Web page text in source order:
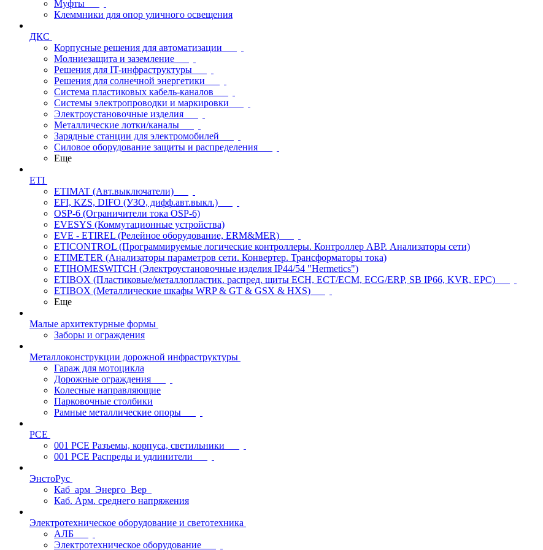
Муфты
Клеммники для опор уличного освещения
ДКС
Корпусные решения для автоматизации
Молниезащита и заземление
Решения для IT-инфраструктуры
Решения для солнечной энергетики
Система пластиковых кабель-каналов
Системы электропроводки и маркировки
Электроустановочные изделия
Металлические лотки/каналы
Зарядные станции для электромобилей
Силовое оборудование защиты и распределения
Еще
ETI
ETIMAT (Авт.выключатели)
EFI, KZS, DIFO (УЗО, дифф.авт.выкл.)
OSP-6 (Ограничители тока OSP-6)
EVESYS (Коммутационные устройства)
EVE - ETIREL (Релейное оборудование, ERM&MER)
ETICONTROL (Программируемые логические контроллеры. Контроллер АВР. Анализаторы сети)
ETIMETER (Анализаторы параметров сети. Конвертер. Трансформаторы тока)
ETIHOMESWITCH (Электроустановочные изделия IP44/54 "Hermetics")
ETIBOX (Пластиковые/металлопластик. распред. щиты ECH, ECT/ECM, ECG/ERP, SB IP66, KVR, EPC)
ETIBOX (Металлические шкафы WRP & GT & GSX & HXS)
Еще
Малые архитектурные формы
Заборы и ограждения
Металлоконструкции дорожной инфраструктуры
Гараж для мотоцикла
Дорожные ограждения
Колесные направляющие
Парковочные столбики
Рамные металлические опоры
PCE
001 PCE Разъемы, корпуса, светильники
001 PCE Распреды и удлинители
ЭнстоРус
Каб_арм_Энерго_Вер_
Каб. Арм. среднего напряжения
Электротехническое оборудование и светотехника
АЛБ
Электротехническое оборудование